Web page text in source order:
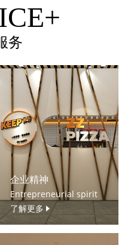
务
企业精神
Entrepreneurial spirit
了解更多